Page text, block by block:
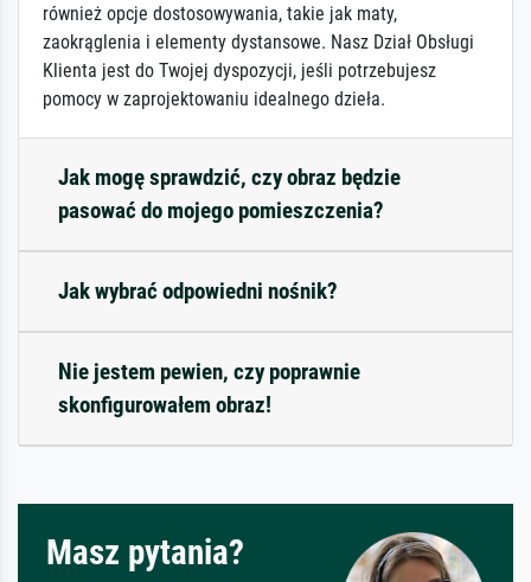
również opcje dostosowywania, takie jak maty,
zaokrąglenia i elementy dystansowe. Nasz Dział Obsługi
Klienta jest do Twojej dyspozycji, jeśli potrzebujesz
pomocy w zaprojektowaniu idealnego dzieła.
Jak mogę sprawdzić, czy obraz będzie
pasować do mojego pomieszczenia?
Jak wybrać odpowiedni nośnik?
Nie jestem pewien, czy poprawnie
skonfigurowałem obraz!
Masz pytania?